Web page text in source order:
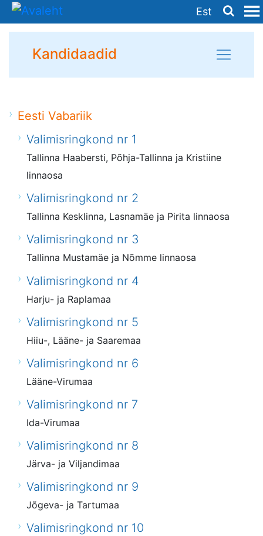
Est
Kandidaadid
Eesti Vabariik
Valimisringkond nr 1
Tallinna Haabersti, Põhja-Tallinna ja Kristiine
linnaosa
Valimisringkond nr 2
Tallinna Kesklinna, Lasnamäe ja Pirita linnaosa
Valimisringkond nr 3
Tallinna Mustamäe ja Nõmme linnaosa
Valimisringkond nr 4
Harju- ja Raplamaa
Valimisringkond nr 5
Hiiu-, Lääne- ja Saaremaa
Valimisringkond nr 6
Lääne-Virumaa
Valimisringkond nr 7
Ida-Virumaa
Valimisringkond nr 8
Järva- ja Viljandimaa
Valimisringkond nr 9
Jõgeva- ja Tartumaa
Valimisringkond nr 10